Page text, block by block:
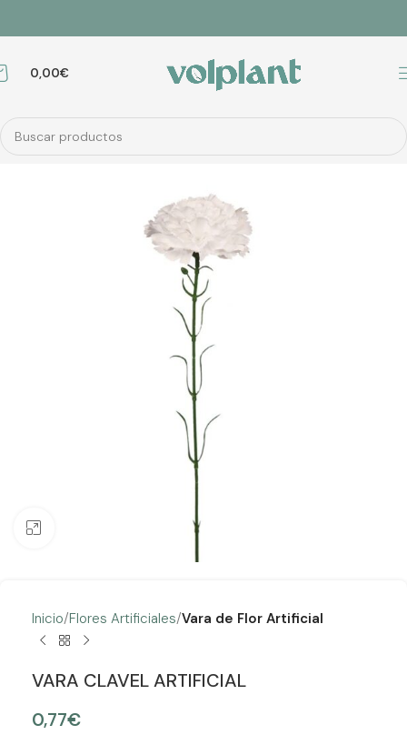
0,00€
Inicio Flores Artificiales Vara de Flor Artificial
VARA CLAVEL ARTIFICIAL
0,77€